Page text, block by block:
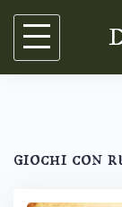
Skip
content
giochi con